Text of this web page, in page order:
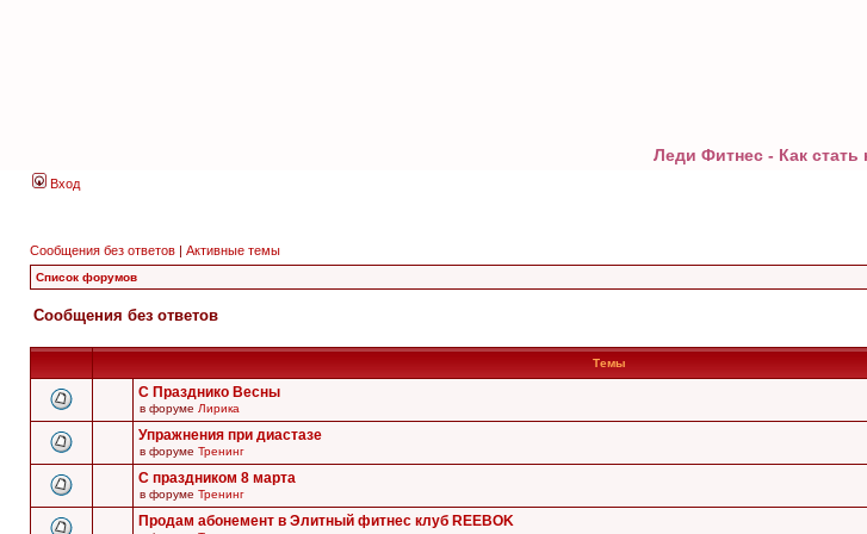
Леди Фитнес - Как стать
Вход
Сообщения без ответов | Активные темы
Список форумов
Сообщения без ответов
Темы
С Празднико Весны
в форуме Лирика
Упражнения при диастазе
в форуме Тренинг
С праздником 8 марта
в форуме Тренинг
Продам абонемент в Элитный фитнес клуб REEBOK